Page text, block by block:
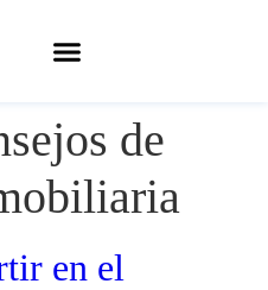
de
en el